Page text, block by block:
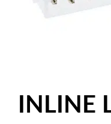
INLINE